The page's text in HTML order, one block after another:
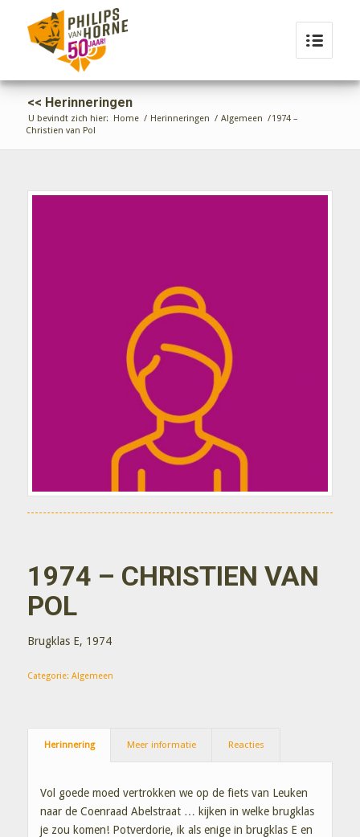
Herinneringen
U bevindt zich hier: Home / Herinneringen / Algemeen /1974 –
Christien van Pol
1974 – CHRISTIEN VAN
POL
Brugklas E, 1974
Categorie: Algemeen
Herinnering Meer informatie Reacties
Vol goede moed vertrokken we op de fiets van Leuken
naar de Coenraad Abelstraat … kijken in welke brugklas
je zou komen! Potverdorie, ik als enige in brugklas E en